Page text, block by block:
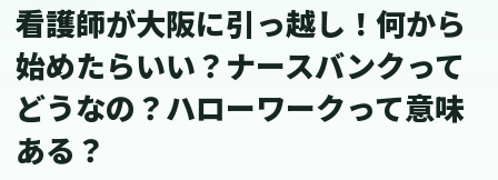
看護師が大阪に引っ越し！何から
始めたらいい？ナースバンクって
どうなの？ハローワークって意味
ある？